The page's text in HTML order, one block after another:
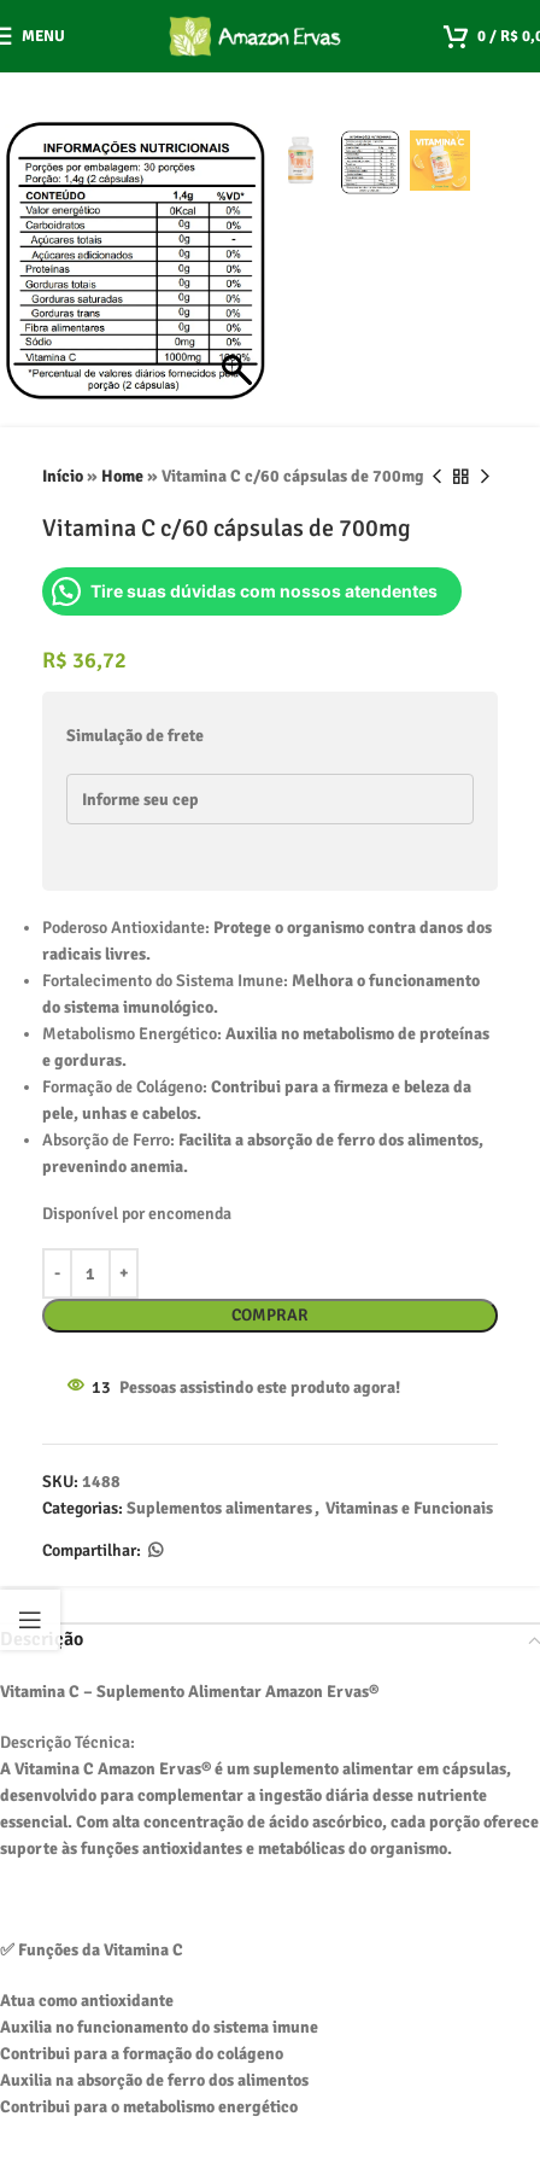
MENU 0/ R$
Início» Home»Vitamina C c/60 cápsulas de 700mg
Vitamina C c/60 cápsulas de 700mg
Tire suas dúvidas com nossos atendentes
R$ 36,72
Simulação de frete
Poderoso Antioxidante: Protege o organismo contra danos dos
radicais livres.
Fortalecimento do Sistema Imune: Melhora o funcionamento
do sistema imunológico.
Metabolismo Energético: Auxilia no metabolismo de proteínas
e gorduras.
Formação de Colágeno: Contribui para a firmeza e beleza da
pele, unhas e cabelos.
Absorção de Ferro: Facilita a absorção de ferro dos alimentos,
prevenindo anemia.
Disponível por encomenda
COMPRAR
13 Pessoas assistindo este produto agora!
SKU: 1488
Categorias: Suplementos alimentares, Vitaminas e Funcionais
Compartilhar:
Descrição
Vitamina C – Suplemento Alimentar Amazon Ervas®
Descrição Técnica:
A Vitamina C Amazon Ervas® é um suplemento alimentar em cápsulas,
desenvolvido para complementar a ingestão diária desse nutriente
essencial. Com alta concentração de ácido ascórbico, cada porção oferece
suporte às funções antioxidantes e metabólicas do organismo.
✅ Funções da Vitamina C
Atua como antioxidante
Auxilia no funcionamento do sistema imune
Contribui para a formação do colágeno
Auxilia na absorção de ferro dos alimentos
Contribui para o metabolismo energético